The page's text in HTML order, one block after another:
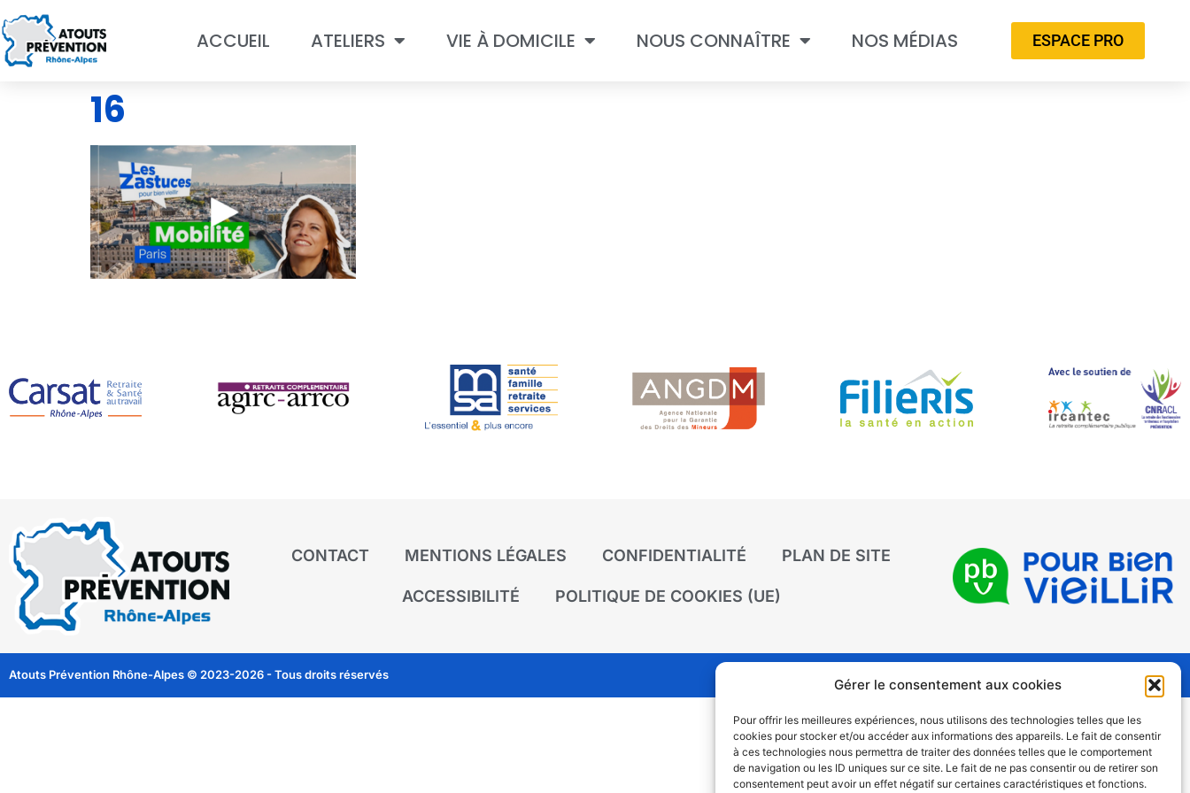
Gérer le consentement aux cookies
Pour offrir les meilleures expériences, nous utilisons des technologies telles que les
cookies pour stocker et/ou accéder aux informations des appareils. Le fait de consentir
à ces technologies nous permettra de traiter des données telles que le comportement
de navigation ou les ID uniques sur ce site. Le fait de ne pas consentir ou de retirer son
consentement peut avoir un effet négatif sur certaines caractéristiques et fonctions.
ACCUEIL ATELIERS VIE À DOMICILE NOUS CONNAÎTRE NOS MÉDIAS ESPACE PRO
16
CONTACT MENTIONS LÉGALES CONFIDENTIALITÉ PLAN DE SITE
ACCESSIBILITÉ POLITIQUE DE COOKIES (UE)
Atouts Prévention Rhône-Alpes © 2023-2026 - Tous droits réservés